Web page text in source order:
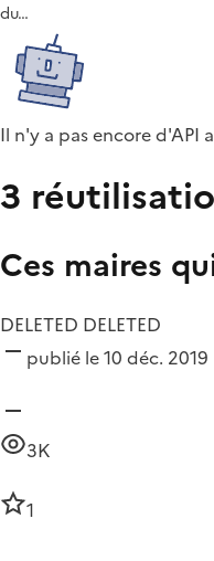
du…
Il n'y a pas encore d'API
3
Ces maires
DELETED DELETED
publié le 10 déc. 2019
3K
1